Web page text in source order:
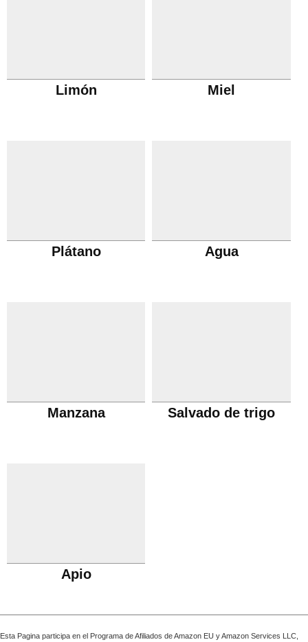
Limón Miel
Plátano Agua
Manzana Salvado de trigo
Apio
Esta Pagina participa en el Programa de Afiliados de Amazon EU y Amazon Services LLC,